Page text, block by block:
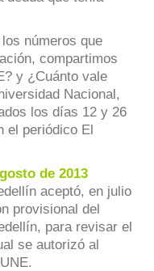
números que
compartimos
y ¿Cuánto vale
Nacional,
los días 12 y 26
el periódico El
de 2013
aceptó, en julio
provisional del
para revisar el
se autorizó al